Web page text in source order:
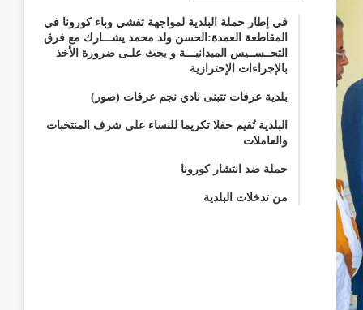
في إطار حملة البلدية لمواجهة تفشي وباء كورونا في
المقاطعة العمدة:الحسن ولد محمد يشـــارك مع فرق
التحــســيس الميدانيـــة و يحث علـى ضرورة الأخذ
بالإجراءات الإحترازية
بلدية عرفات تتبنى نادي نجم عرفات (صور)
البلدية تُقيم حفلا تكريما للنساء على شرف المنتخبات
والعاملات
حملة ضد انتشار كورونا
من تدخلات البلدية